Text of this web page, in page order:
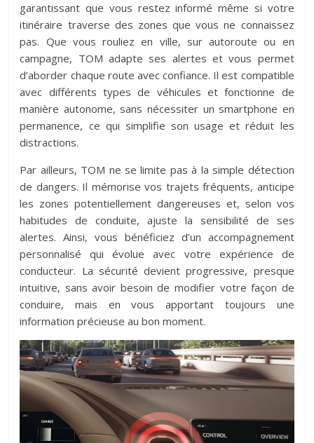
garantissant que vous restez informé même si votre
itinéraire traverse des zones que vous ne connaissez
pas. Que vous rouliez en ville, sur autoroute ou en
campagne, TOM adapte ses alertes et vous permet
d’aborder chaque route avec confiance. Il est compatible
avec différents types de véhicules et fonctionne de
manière autonome, sans nécessiter un smartphone en
permanence, ce qui simplifie son usage et réduit les
distractions.
Par ailleurs, TOM ne se limite pas à la simple détection
de dangers. Il mémorise vos trajets fréquents, anticipe
les zones potentiellement dangereuses et, selon vos
habitudes de conduite, ajuste la sensibilité de ses
alertes. Ainsi, vous bénéficiez d’un accompagnement
personnalisé qui évolue avec votre expérience de
conducteur. La sécurité devient progressive, presque
intuitive, sans avoir besoin de modifier votre façon de
conduire, mais en vous apportant toujours une
information précieuse au bon moment.